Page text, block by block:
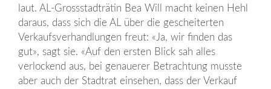
laut. AL-Grossstadträtin Bea Will macht keinen Hehl
daraus, dass sich die AL über die gescheiterten
Verkaufsverhandlungen freut: «Ja, wir finden das
gut», sagt sie. «Auf den ersten Blick sah alles
verlockend aus, bei genauerer Betrachtung musste
aber auch der Stadtrat einsehen, dass der Verkauf